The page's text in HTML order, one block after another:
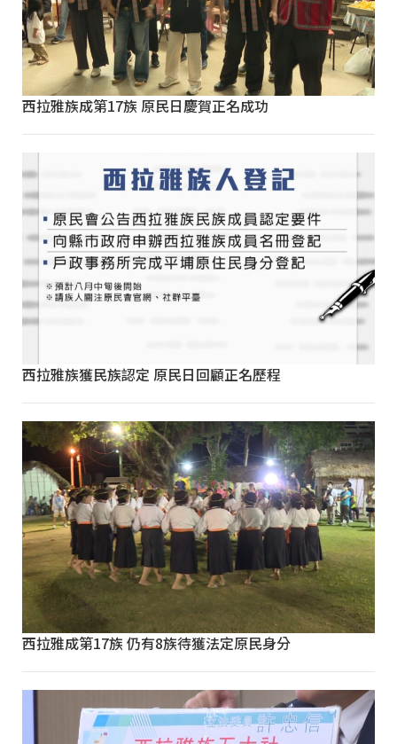
西拉雅族成第17族 原民日慶賀正名成功
西拉雅族獲民族認定 原民日回顧正名歷程
西拉雅成第17族 仍有8族待獲法定原民身分